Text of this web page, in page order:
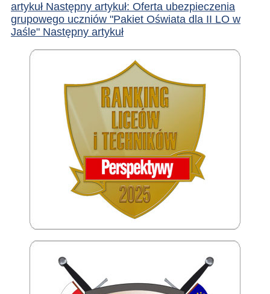
artykuł Następny artykuł: Oferta ubezpieczenia
grupowego uczniów "Pakiet Oświata dla II LO w
Jaśle" Następny artykuł